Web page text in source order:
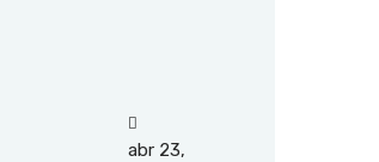
abr 23,